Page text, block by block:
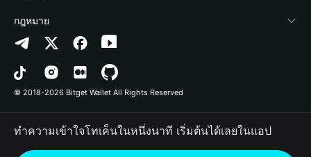
ติดต่อเรา
ทรัพยากรข้อมูลของแบรนด์
อาชีพ
Altcoin Season Index
Prediction Markets
DApp
RWA
ลิสต์โปรเจกต์
การตรวจจับการอนุญาต
การตรวจจับสัญญา
การโอนเป็นชุด
Arbitrum
Avalanche
Bitcoin
Polygon
กฎหมาย
นโยบายความเป็นส่วนตัว
ข้อตกลงในการใช้บริการ
© 2018-2026 Bitget Wallet All Rights Reserved
ทำความเข้าใจโทเค็นในหนึ่งนาที เริ่มต้นได้เลยในแอป